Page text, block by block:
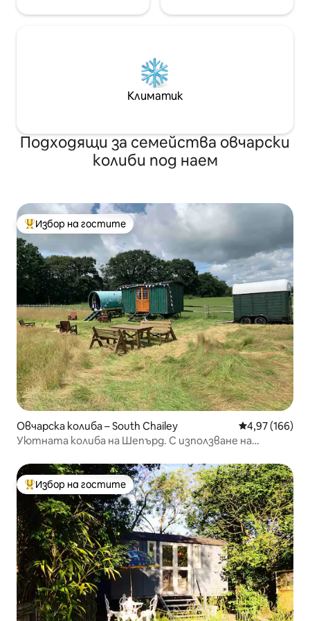
Климатик
Подходящи за семейства овчарски
колиби под наем
Най-популярен избор на гостите
Избор на гостите
Овчарска колиба – South Chailey Средна
4,97 (166)
Уютната колиба на Шепърд. С използване на
Най-популярен избор на гостите
Избор на гостите